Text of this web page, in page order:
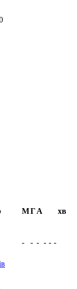
МГА хв
- - - - - -